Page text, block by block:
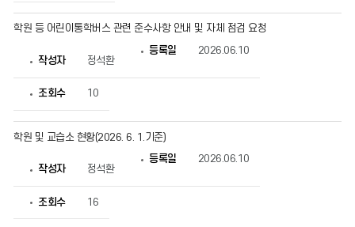
학원 등 어린이통학버스 관련 준수사항 안내 및 자체 점검 요청
작성자 정석환
등록일 2026.06.10
조회수 10
학원 및 교습소 현황(2026. 6. 1.기준)
작성자 정석환
등록일 2026.06.10
조회수 16